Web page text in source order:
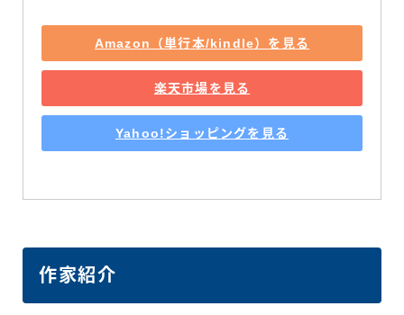
Amazon（単行本/kindle）を見る
楽天市場を見る
Yahoo!ショッピングを見る
作家紹介